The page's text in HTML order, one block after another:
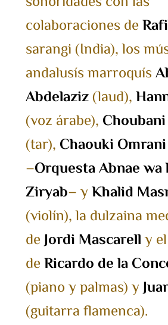
colaboraciones de
sarangi (India), los
andalusís marroquís
Abdelaziz(laud),
(voz árabe),
(tar), Chaouki Omrani
–Orquesta Abnae wa
Ziryab– yKhalid
(violín), la dulzaina
deJordi Mascarelly
deRicardo de la
(piano y palmas) y
(guitarra flamenca).